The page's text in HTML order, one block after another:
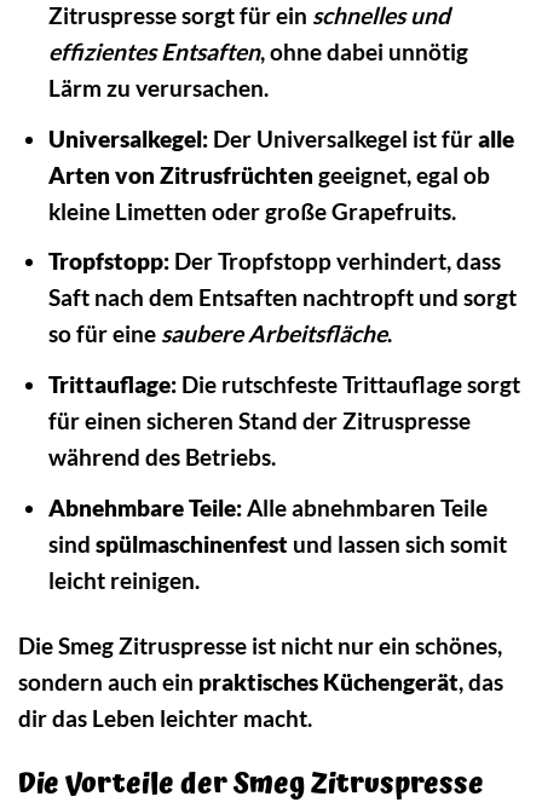
Zitruspresse sorgt für ein schnelles und
effizientes Entsaften, ohne dabei unnötig
Lärm zu verursachen.
Universalkegel:Der Universalkegel ist füralle
Arten von Zitrusfrüchten geeignet, egal ob
kleine Limetten oder große Grapefruits.
Tropfstopp:Der Tropfstopp verhindert, dass
Saft nach dem Entsaften nachtropft und sorgt
so für eine saubere Arbeitsfläche.
Trittauflage:Die rutschfeste Trittauflage sorgt
für einen sicheren Stand der Zitruspresse
während des Betriebs.
Abnehmbare Teile:Alle abnehmbaren Teile
sind spülmaschinenfest und lassen sich somit
leicht reinigen.
Die Smeg Zitruspresse ist nicht nur ein schönes,
sondern auch ein praktisches Küchengerät, das
dir das Leben leichter macht.
Die Vorteile der Smeg Zitruspresse